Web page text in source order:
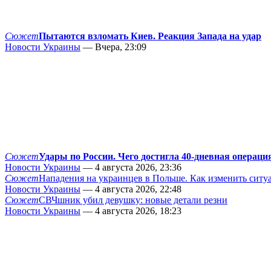
СюжетПытаются взломать Киев. Реакция Запада на удар
Новости Украины — Вчера, 23:09
СюжетУдары по России. Чего достигла 40-дневная
Новости Украины — 4 августа 2026, 23:36
СюжетНападения на украинцев в Польше. Как изменить
Новости Украины — 4 августа 2026, 22:48
СюжетСВЧшник убил девушку: новые детали резни
Новости Украины — 4 августа 2026, 18:23